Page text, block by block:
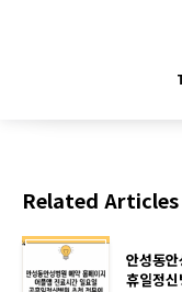
Related Articles
안성동
휴일정